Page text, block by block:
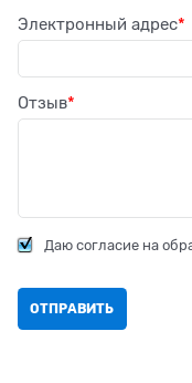
Электронный адрес
Отзыв
Даю согласие на